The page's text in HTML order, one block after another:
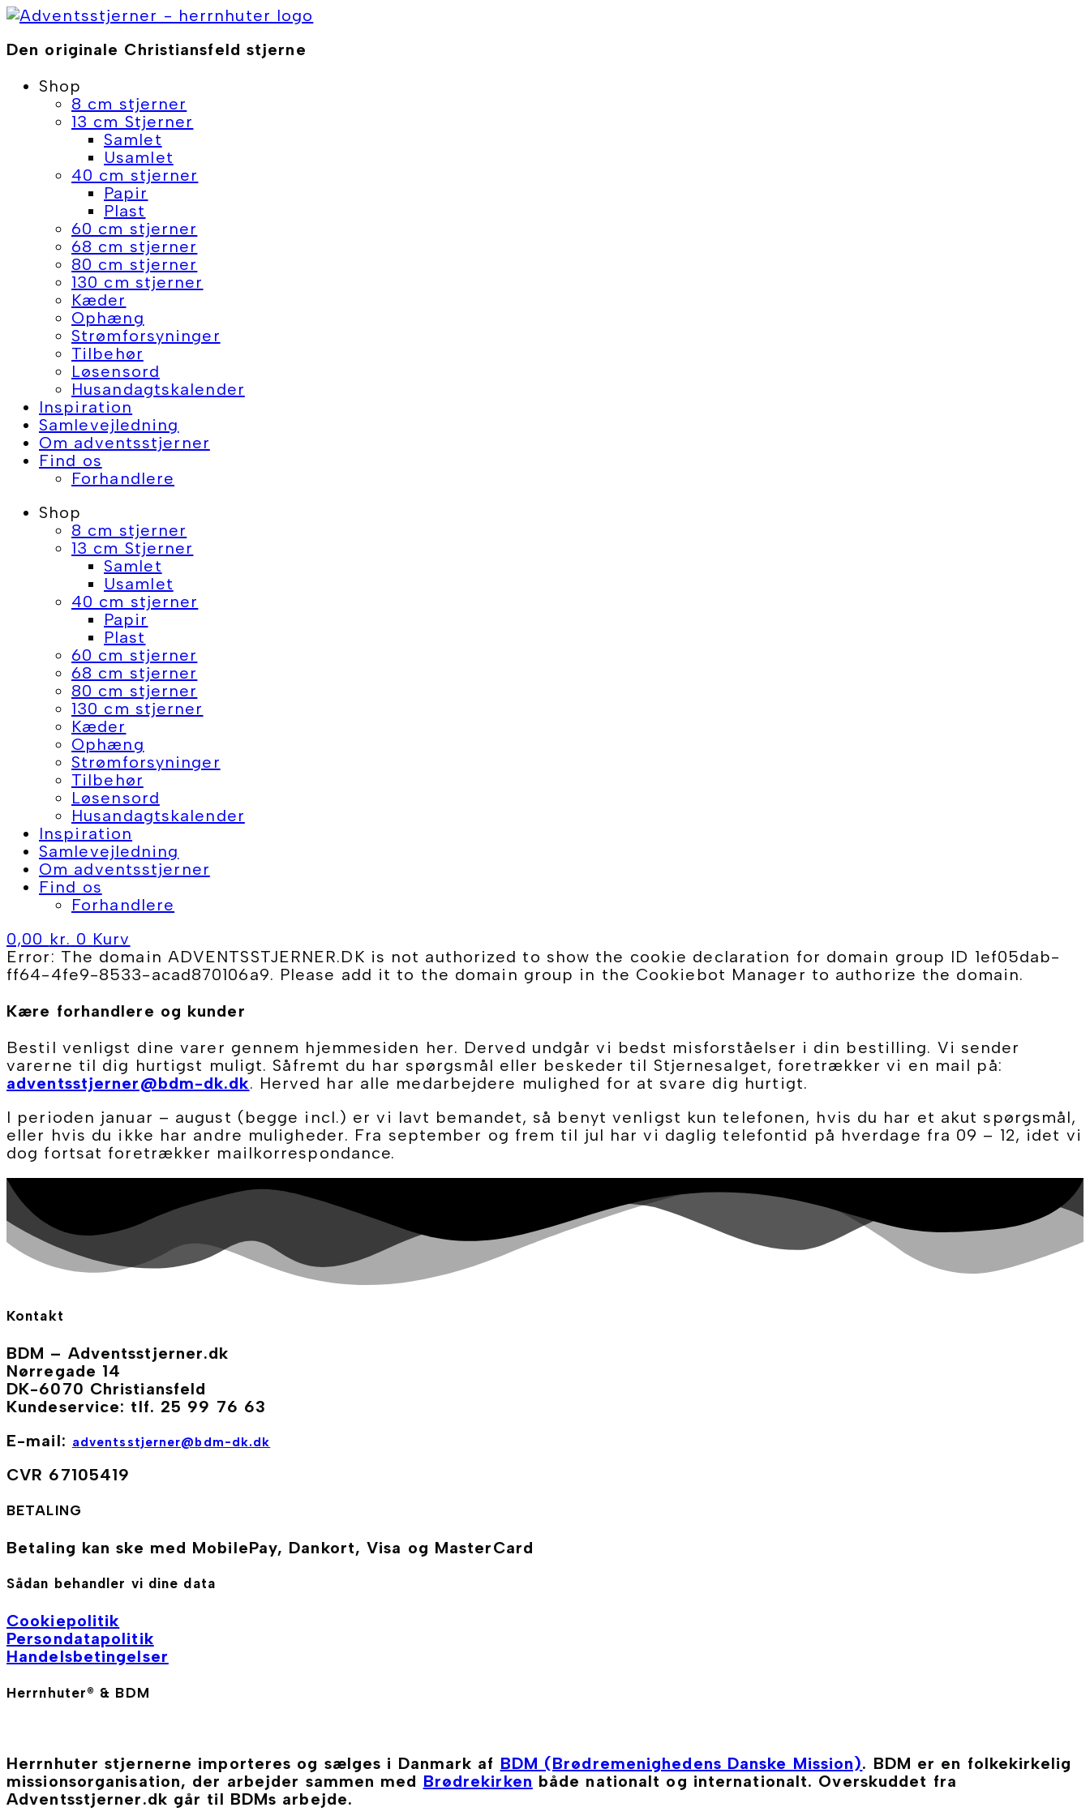
Skip
content
Den originale Christiansfeld stjerne
Shop
8 cm stjerner
13 cm Stjerner
Samlet
Usamlet
40 cm stjerner
Papir
Plast
60 cm stjerner
68 cm stjerner
80 cm stjerner
130 cm stjerner
Kæder
Ophæng
Strømforsyninger
Tilbehør
Løsensord
Husandagtskalender
Inspiration
Samlevejledning
Om adventsstjerner
Find os
Forhandlere
Shop
8 cm stjerner
13 cm Stjerner
Samlet
Usamlet
40 cm stjerner
Papir
Plast
60 cm stjerner
68 cm stjerner
80 cm stjerner
130 cm stjerner
Kæder
Ophæng
Strømforsyninger
Tilbehør
Løsensord
Husandagtskalender
Inspiration
Samlevejledning
Om adventsstjerner
Find os
Forhandlere
0,00 kr. 0 Kurv
Error: The domain ADVENTSSTJERNER.DK is not authorized to show the cookie declaration for domain group ID 1ef05dab-
ff64-4fe9-8533-acad870106a9. Please add it to the domain group in the Cookiebot Manager to authorize the domain.
Kære forhandlere og kunder
Bestil venligst dine varer gennem hjemmesiden her. Derved undgår vi bedst misforståelser i din bestilling. Vi sender
varerne til dig hurtigst muligt. Såfremt du har spørgsmål eller beskeder til Stjernesalget, foretrækker vi en mail på:
adventsstjerner@bdm-dk.dk. Herved har alle medarbejdere mulighed for at svare dig hurtigt.
I perioden januar – august (begge incl.) er vi lavt bemandet, så benyt venligst kun telefonen, hvis du har et akut spørgsmål,
eller hvis du ikke har andre muligheder. Fra september og frem til jul har vi daglig telefontid på hverdage fra 09 – 12, idet vi
dog fortsat foretrækker mailkorrespondance.
Kontakt
BDM – Adventsstjerner.dk
Nørregade 14
DK-6070 Christiansfeld
Kundeservice: tlf. 25 99 76 63
E-mail: adventsstjerner@bdm-dk.dk
CVR 67105419
BETALING
Betaling kan ske med MobilePay, Dankort, Visa og MasterCard
Sådan behandler vi dine data
Cookiepolitik
Persondatapolitik
Handelsbetingelser
Herrnhuter® & BDM
Herrnhuter stjernerne importeres og sælges i Danmark af BDM (Brødremenighedens Danske Mission). BDM er en folkekirkelig
missionsorganisation, der arbejder sammen med Brødrekirken både nationalt og internationalt. Overskuddet fra
Adventsstjerner.dk går til BDMs arbejde.